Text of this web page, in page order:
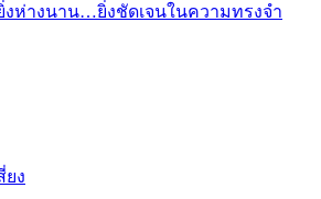
ห่างนาน…ยิ่งชัดเจนในความทรงจำ
ง